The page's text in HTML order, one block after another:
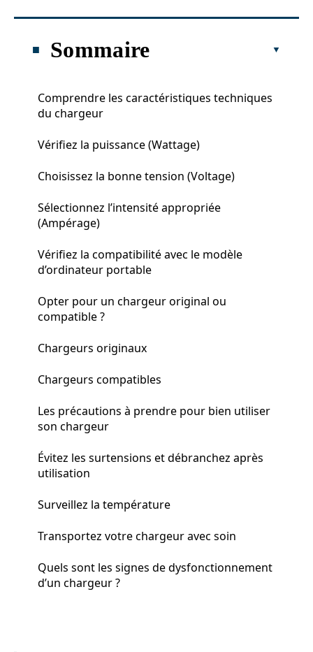
Sommaire
Comprendre les caractéristiques techniques
du chargeur
Vérifiez la puissance (Wattage)
Choisissez la bonne tension (Voltage)
Sélectionnez l’intensité appropriée
(Ampérage)
Vérifiez la compatibilité avec le modèle
d’ordinateur portable
Opter pour un chargeur original ou
compatible ?
Chargeurs originaux
Chargeurs compatibles
Les précautions à prendre pour bien utiliser
son chargeur
Évitez les surtensions et débranchez après
utilisation
Surveillez la température
Transportez votre chargeur avec soin
Quels sont les signes de dysfonctionnement
d’un chargeur ?